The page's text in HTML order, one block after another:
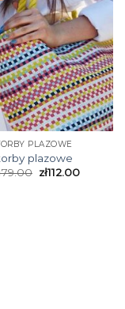
PLAZOWE
plazowe
zł112.00